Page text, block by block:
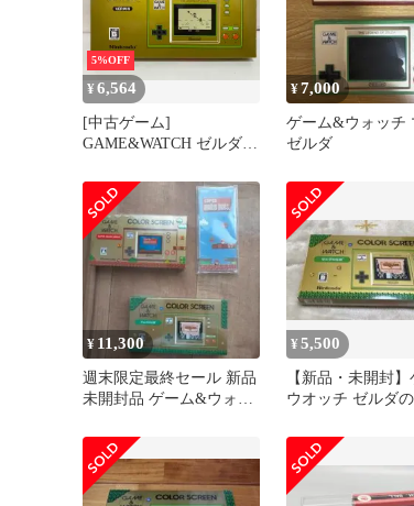
5%OFF
¥6,564
[中古ゲーム]
GAME&WATCH ゼルダの
¥7,000
ゲーム&ウォッチ
ゼルダ
¥ 11,300
週末限定最終セール 新品
未開封品 ゲーム&ウォッ
ルダ
¥5,500
【新品・未開封】
ウオッチ ゼルダ